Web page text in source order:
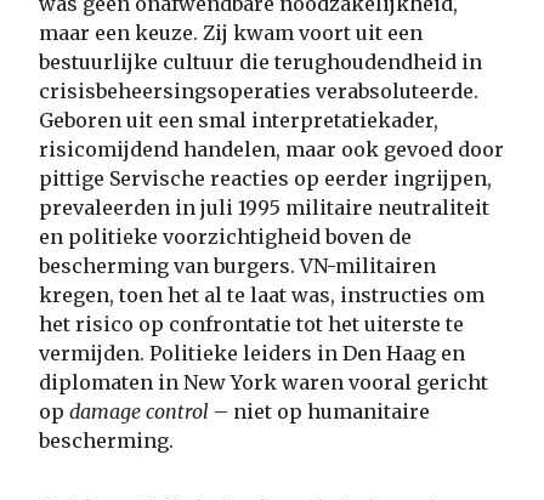
maar een keuze. Zij kwam voort uit een
bestuurlijke cultuur die terughoudendheid in
crisisbeheersingsoperaties verabsoluteerde.
Geboren uit een smal interpretatiekader,
risicomijdend handelen, maar ook gevoed door
pittige Servische reacties op eerder ingrijpen,
prevaleerden in juli 1995 militaire neutraliteit
en politieke voorzichtigheid boven de
bescherming van burgers. VN-militairen
kregen, toen het al te laat was, instructies om
het risico op confrontatie tot het uiterste te
vermijden. Politieke leiders in Den Haag en
diplomaten in New York waren vooral gericht
op damage control – niet op humanitaire
bescherming.